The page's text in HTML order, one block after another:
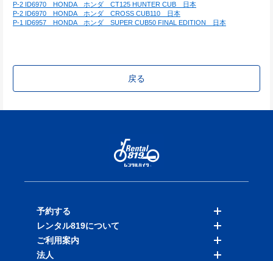
P-2 ID6970　HONDA　ホンダ　CT125 HUNTER CUB　日本
P-2 ID6970　HONDA　ホンダ　CROSS CUB110　日本
P-1 ID6957　HONDA　ホンダ　SUPER CUB50 FINAL EDITION　日本
戻る
予約する
バイクを探す
店舗を探す
レンタル819について
料金表
ご利用案内
法人